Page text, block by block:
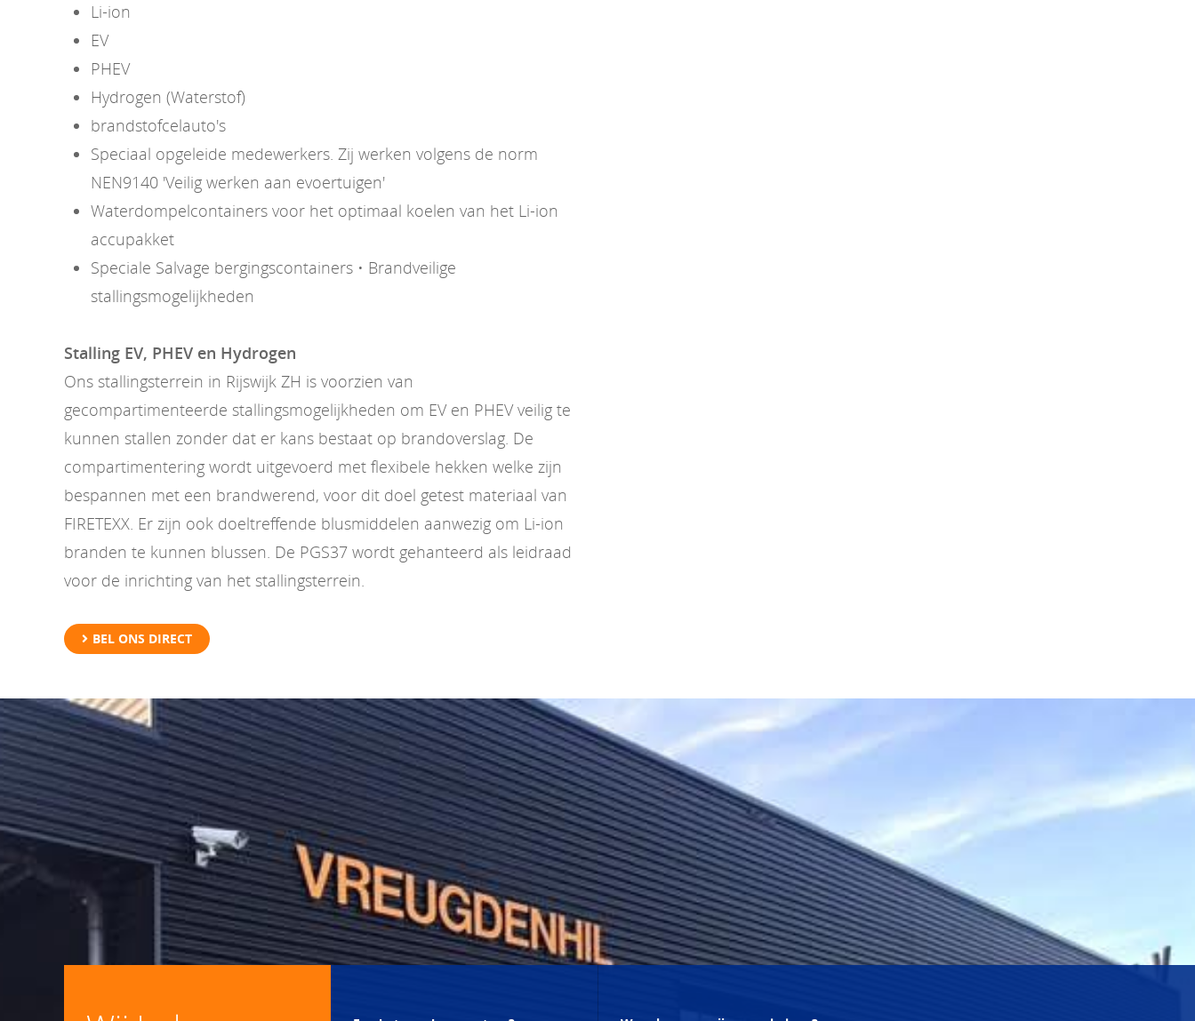
Li-ion
EV
PHEV
Hydrogen (Waterstof)
brandstofcelauto's
Speciaal opgeleide medewerkers. Zij werken volgens de norm
NEN9140 'Veilig werken aan evoertuigen'
Waterdompelcontainers voor het optimaal koelen van het Li-ion
accupakket
Speciale Salvage bergingscontainers • Brandveilige
stallingsmogelijkheden
Stalling EV, PHEV en Hydrogen
Ons stallingsterrein in Rijswijk ZH is voorzien van
gecompartimenteerde stallingsmogelijkheden om EV en PHEV veilig te
kunnen stallen zonder dat er kans bestaat op brandoverslag. De
compartimentering wordt uitgevoerd met flexibele hekken welke zijn
bespannen met een brandwerend, voor dit doel getest materiaal van
FIRETEXX. Er zijn ook doeltreffende blusmiddelen aanwezig om Li-ion
branden te kunnen blussen. De PGS37 wordt gehanteerd als leidraad
voor de inrichting van het stallingsterrein.
BEL ONS DIRECT